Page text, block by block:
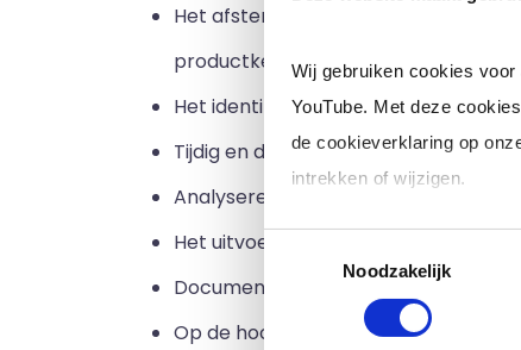
Wij gebruiken cookies
YouTube. Met deze
de cookieverklaring op
intrekken of wijzigen.
Toestemmingsselectie
Noodzakelijk
Het afstemmen van klantervaring
productkenmerken en -
Het identificeren van de behoeften
Tijdig en doeltreffend reageren op
Analyseren van feedback van
Het uitvoeren van producttesten,
Documenteren van processen en
Op de hoogte blijven van trends in